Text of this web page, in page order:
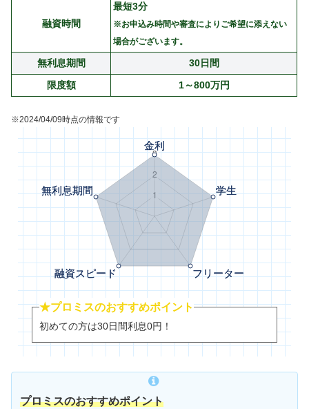
融資時間
最短3分
※お申込み時間や審査によりご希望に添えない
場合がございます。
無利息期間
30日間
限度額
1～800万円
※2024/04/09時点の情報です
★プロミスのおすすめポイント
初めての方は30日間利息0円！
プロミスのおすすめポイント